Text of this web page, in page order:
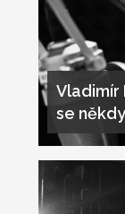
Vladimír
se